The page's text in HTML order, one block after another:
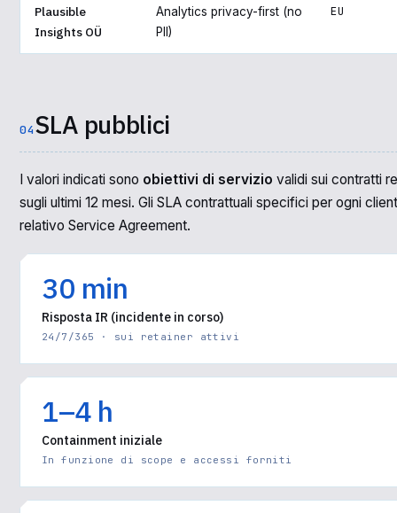
Plausible
Insights OÜ
Analytics privacy-first (no
PII)
EU
04SLA pubblici
I valori indicati sono obiettivi di servizio validi sui contratti
sugli ultimi 12 mesi. Gli SLA contrattuali specifici per ogni
relativo Service Agreement.
30 min
Risposta IR (incidente in corso)
24/7/365 · sui retainer attivi
1–4 h
Containment iniziale
In funzione di scope e accessi forniti